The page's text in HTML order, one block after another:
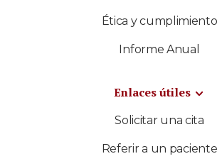
Ética y cumplimiento
Informe Anual
Enlaces útiles
Solicitar una cita
Referir a un paciente